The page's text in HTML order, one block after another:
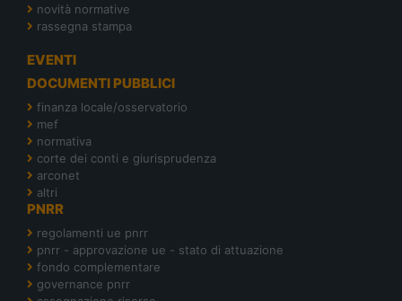
novità normative
rassegna stampa
EVENTI
DOCUMENTI PUBBLICI
finanza locale/osservatorio
mef
normativa
corte dei conti e giurisprudenza
arconet
altri
PNRR
regolamenti ue pnrr
pnrr - approvazione ue - stato di attuazione
fondo complementare
governance pnrr